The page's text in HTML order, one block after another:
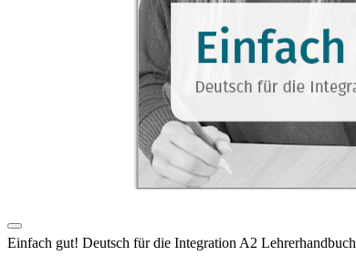
Einfach gut! Deutsch für die Integration A2 Lehrerhandbuch